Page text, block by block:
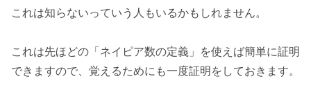
これは知らないっていう人もいるかもしれません。
これは先ほどの「ネイピア数の定義」を使えば簡単に証明
できますので、覚えるためにも一度証明をしておきます。